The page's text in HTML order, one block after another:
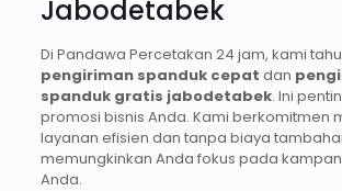
Jabodetabek
Di Pandawa Percetakan 24 jam, kami
pengiriman spanduk cepat dan
spanduk gratis jabodetabek. Ini
promosi bisnis Anda. Kami berkomitmen
layanan efisien dan tanpa biaya
memungkinkan Anda fokus pada
Anda.